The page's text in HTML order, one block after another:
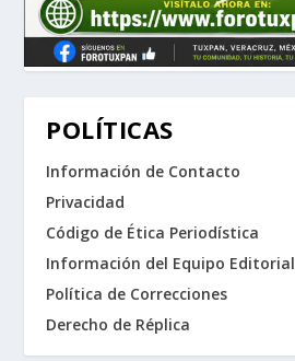
POLÍTICAS
Información de Contacto
Privacidad
Código de Ética Periodística
Información del Equipo Editorial
Política de Correcciones
Derecho de Réplica